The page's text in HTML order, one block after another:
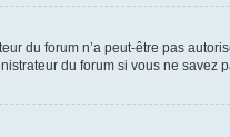
du forum n’a peut-être pas
du forum si vous ne